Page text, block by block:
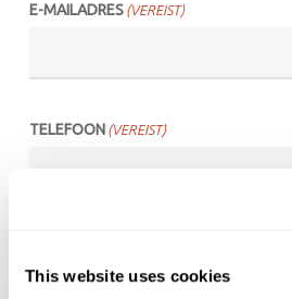
This website uses cookies
E-MAILADRES (VEREIST)
TELEFOON (VEREIST)